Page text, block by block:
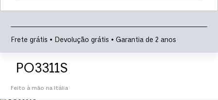
Frete grátis • Devolução grátis • Garantia de 2 anos
PO3311S
Feito à mão na Itália